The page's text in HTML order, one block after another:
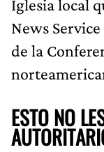
Iglesia local
News
de la
ESTO NO